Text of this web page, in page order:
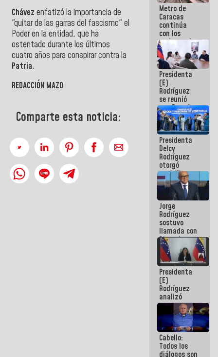
Chávez enfatizó la importancia de
"quitar de las garras del fascismo" el
Poder en la entidad, que ha
ostentado durante los últimos
cuatro años para conspirar contra la
Patria.
REDACCIÓN MAZO
Comparte esta noticia:
Metro de
Caracas
continúa
con los
trabajos de
mantenimiento
e inspección
en la Línea 2
Presidenta
(E)
Rodríguez
se reunió
con Estado
Mayor
Eléctrico
para
abordar
planes de
acción
Presidenta
Delcy
Rodríguez
otorgó
medalla
"Héroe de
Venezuela"
a servidores
públicos
Jorge
Rodríguez
sostuvo
llamada con
Dinorah
Figuera y
acuerdan
primer
encuentro
presencial
para el
diálogo
Presidenta
(E)
Rodríguez
analizó
junto a
gobernadores
planes de
recuperación
del Sistema
Eléctrico
Cabello:
Todos los
diálogos son